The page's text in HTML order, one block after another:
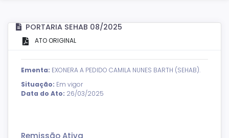
PORTARIA SEHAB 08/2025
ATO ORIGINAL
Ementa: EXONERA A PEDIDO CAMILA NUNES BARTH (SEHAB).
Situação: Em vigor
Data do Ato: 26/03/2025
Remissão Ativa